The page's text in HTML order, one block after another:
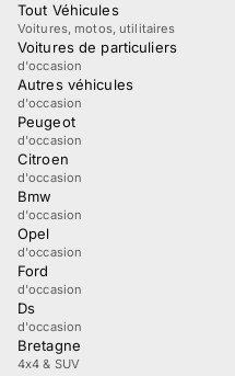
Tout Véhicules
Voitures, motos, utilitaires
Voitures de particuliers
d'occasion
Autres véhicules
d'occasion
Peugeot
d'occasion
Citroen
d'occasion
Bmw
d'occasion
Opel
d'occasion
Ford
d'occasion
Ds
d'occasion
Bretagne
4x4 & SUV